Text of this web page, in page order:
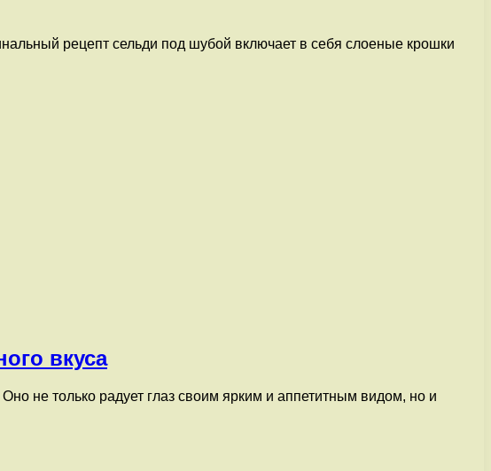
рецепт сельди под шубой включает в себя слоеные крошки
вкуса
не только радует глаз своим ярким и аппетитным видом, но и